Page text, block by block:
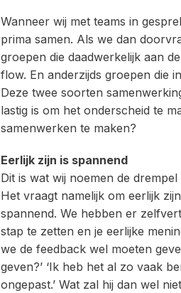
Wanneer wij met teams in
prima samen. Als we dan
groepen die daadwerkelijk aan
flow. En anderzijds groepen die
Deze twee soorten
lastig is om het onderscheid te
samenwerken te maken?
Eerlijk zijn is spannend
Dit is wat wij noemen de
Het vraagt namelijk om eerlijk
spannend. We hebben er
stap te zetten en je eerlijke
we de feedback wel moeten
geven?’ ‘Ik heb het al zo vaak
ongepast.’ Wat zal hij dan wel